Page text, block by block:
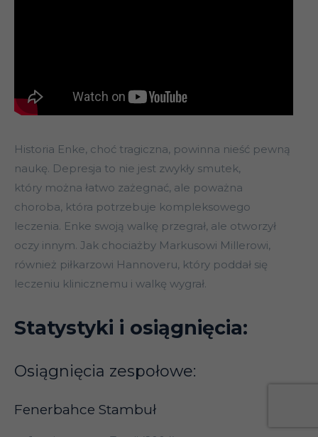
Historia Enke, choć tragiczna, powinna nieść pewną
naukę. Depresja to nie jest zwykły smutek,
który można łatwo zażegnać, ale poważna
choroba, która potrzebuje kompleksowego
leczenia. Enke swoją walkę przegrał, ale otworzył
oczy innym. Jak chociażby Markusowi Millerowi,
również piłkarzowi Hannoveru, który poddał się
leczeniu klinicznemu i walkę wygrał.
Statystyki i osiągnięcia:
Osiągnięcia zespołowe:
Fenerbahce Stambuł